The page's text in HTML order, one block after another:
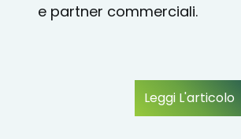
e partner commerciali.
Leggi L'articolo